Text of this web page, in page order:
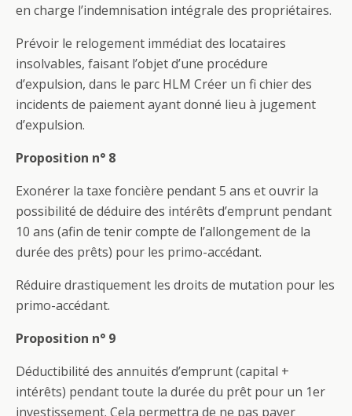
en charge l’indemnisation intégrale des propriétaires.
Prévoir le relogement immédiat des locataires
insolvables, faisant l’objet d’une procédure
d’expulsion, dans le parc HLM Créer un fi chier des
incidents de paiement ayant donné lieu à jugement
d’expulsion.
Proposition n° 8
Exonérer la taxe foncière pendant 5 ans et ouvrir la
possibilité de déduire des intérêts d’emprunt pendant
10 ans (afin de tenir compte de l’allongement de la
durée des prêts) pour les primo-accédant.
Réduire drastiquement les droits de mutation pour les
primo-accédant.
Proposition n° 9
Déductibilité des annuités d’emprunt (capital +
intérêts) pendant toute la durée du prêt pour un 1er
investissement. Cela permettra de ne pas payer